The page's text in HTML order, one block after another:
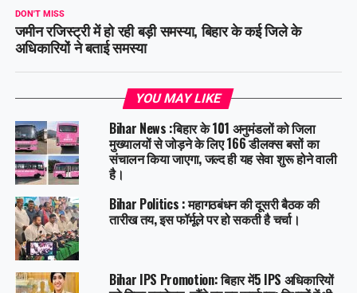
DON'T MISS
जमीन रजिस्ट्री में हो रही बड़ी समस्या, बिहार के कई जिले के
अधिकारियों ने बताई समस्या
YOU MAY LIKE
Bihar News :बिहार के 101 अनुमंडलों को जिला
मुख्यालयों से जोड़ने के लिए 166 डीलक्स बसों का
संचालन किया जाएगा, जल्द ही यह सेवा शुरू होने वाली
है।
Bihar Politics : महागठबंधन की दूसरी बैठक की
तारीख तय, इस फॉर्मूले पर हो सकती है चर्चा।
Bihar IPS Promotion: बिहार में5 IPS अधिकारियों